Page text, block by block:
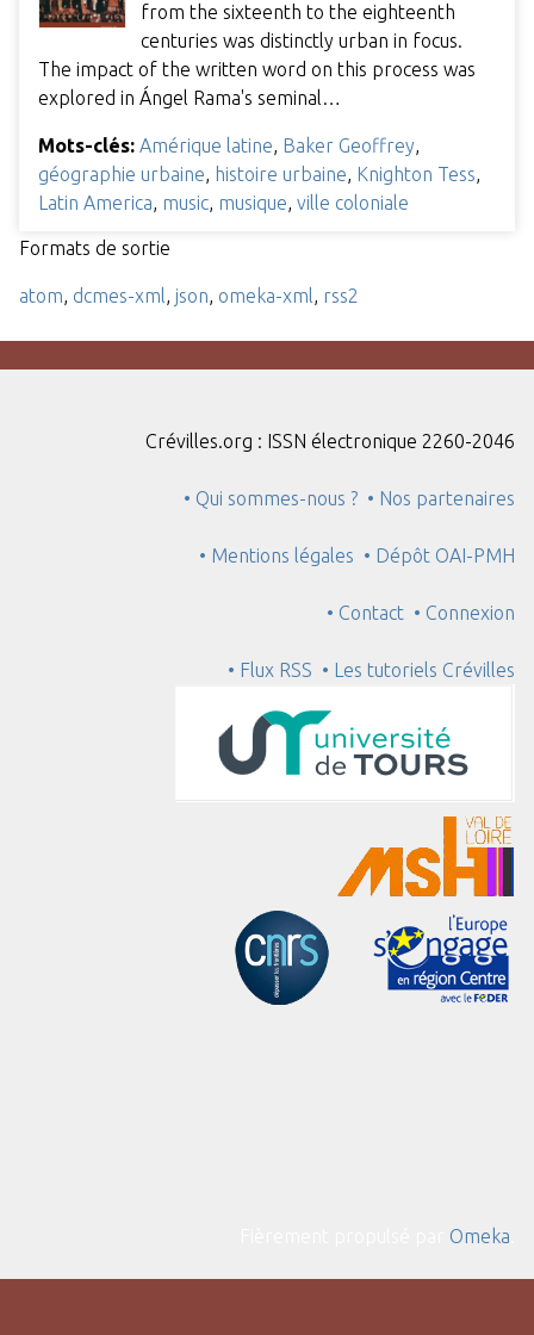
from the sixteenth to the eighteenth
centuries was distinctly urban in focus.
The impact of the written word on this process was
explored in Ángel Rama's seminal…
Mots-clés: Amérique latine Baker Geoffrey
géographie urbaine
histoire urbaine Knighton Tess
Latin America music musique ville coloniale
Formats de sortie
atom dcmes-xml json omeka-xml rss2
Crévilles.org : ISSN électronique 2260-2046
• Qui sommes-nous ? • Nos partenaires
• Mentions légales • Dépôt OAI-PMH
• Contact • Connexion
• Flux RSS • Les tutoriels Crévilles
Omeka